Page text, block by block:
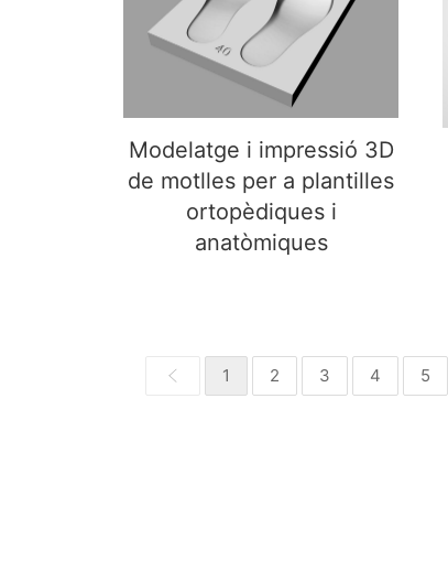
de motlles per a plantilles
ortopèdiques i
anatòmiques
Modelatge i impressió 3D
de motlles per a plantilles
ortopèdiques i
anatòmiques
1 2 3 4 5